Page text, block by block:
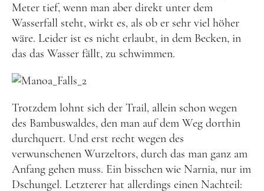
Instagram
MOIN, MOIN!
Ich bin Anna, in Norddeutschland aufgewachsen
Meter tief, wenn man aber direkt unter dem
Wasserfall steht, wirkt es, als ob er sehr viel höher
wäre. Leider ist es nicht erlaubt, in dem Becken, in
das das Wasser fällt, zu schwimmen.
Trotzdem lohnt sich der Trail, allein schon wegen
des Bambuswaldes, den man auf dem Weg dorthin
durchquert. Und erst recht wegen des
verwunschenen Wurzeltors, durch das man ganz am
Anfang gehen muss. Ein bisschen wie Narnia, nur im
Dschungel. Letzterer hat allerdings einen Nachteil: